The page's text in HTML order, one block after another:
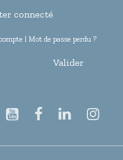
connecté
| Mot de passe perdu ?
Valider